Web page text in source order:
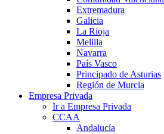
Extremadura
Galicia
La Rioja
Melilla
Navarra
País Vasco
Principado de Asturias
Región de Murcia
Empresa Privada
Ir a Empresa Privada
CCAA
Andalucía